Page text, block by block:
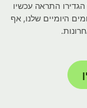
התראה עכשיו
היומיים שלנו, אף